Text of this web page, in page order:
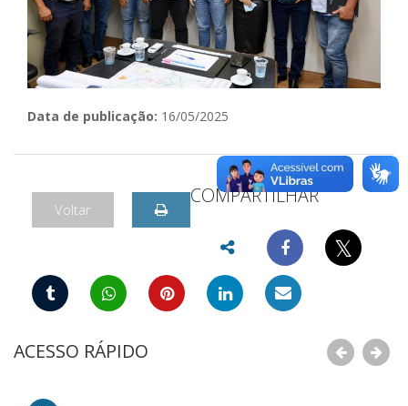
Data de publicação: 16/05/2025
Voltar
COMPARTILHAR
𝕏
ACESSO RÁPIDO